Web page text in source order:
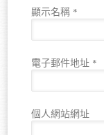
顯示名稱 *
電子郵件地址 *
個人網站網址